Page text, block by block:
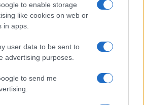
to enable storage
like cookies on web or
in apps.
user data to be sent to
advertising purposes.
to send me